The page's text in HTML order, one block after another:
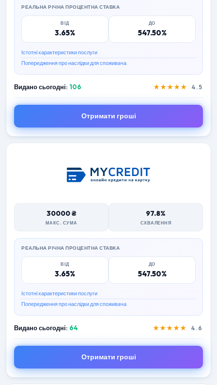
РЕАЛЬНА РІЧНА ПРОЦЕНТНА СТАВКА
ВІД
3.65%
ДО
547.50%
Істотні характеристики послуги
Попередження про наслідки для споживача
Видано сьогодні: 106 ★★★★★ 4.5
Отримати гроші
30000 ₴
МАКС. СУМА
97.8%
СХВАЛЕННЯ
РЕАЛЬНА РІЧНА ПРОЦЕНТНА СТАВКА
ВІД
3.65%
ДО
547.50%
Істотні характеристики послуги
Попередження про наслідки для споживача
Видано сьогодні: 64 ★★★★★ 4.6
Отримати гроші